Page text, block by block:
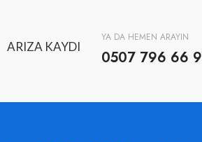
ARIZA KAYDI
YA DA HEMEN ARAYIN
0507 796 66